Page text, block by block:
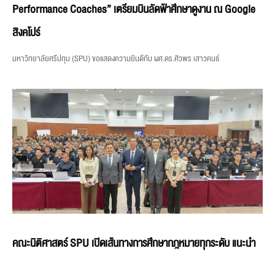
Performance Coaches” เตรียมบินลัดฟ้าศึกษาดูงาน ณ Google
สิงคโปร์
มหาวิทยาลัยศรีปทุม (SPU) ขอแสดงความยินดีกับ ผศ.ดร.ศิวพร เสาวคนธ์
คณะนิติศาสตร์ SPU เปิดเส้นทางการศึกษากฎหมายทุกระดับ แนะนำ